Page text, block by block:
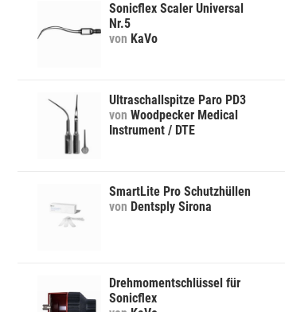
Sonicflex Scaler Universal
Nr.5
von KaVo
Ultraschallspitze Paro PD3
von Woodpecker Medical
Instrument / DTE
SmartLite Pro Schutzhüllen
von Dentsply Sirona
Drehmomentschlüssel für
Sonicflex